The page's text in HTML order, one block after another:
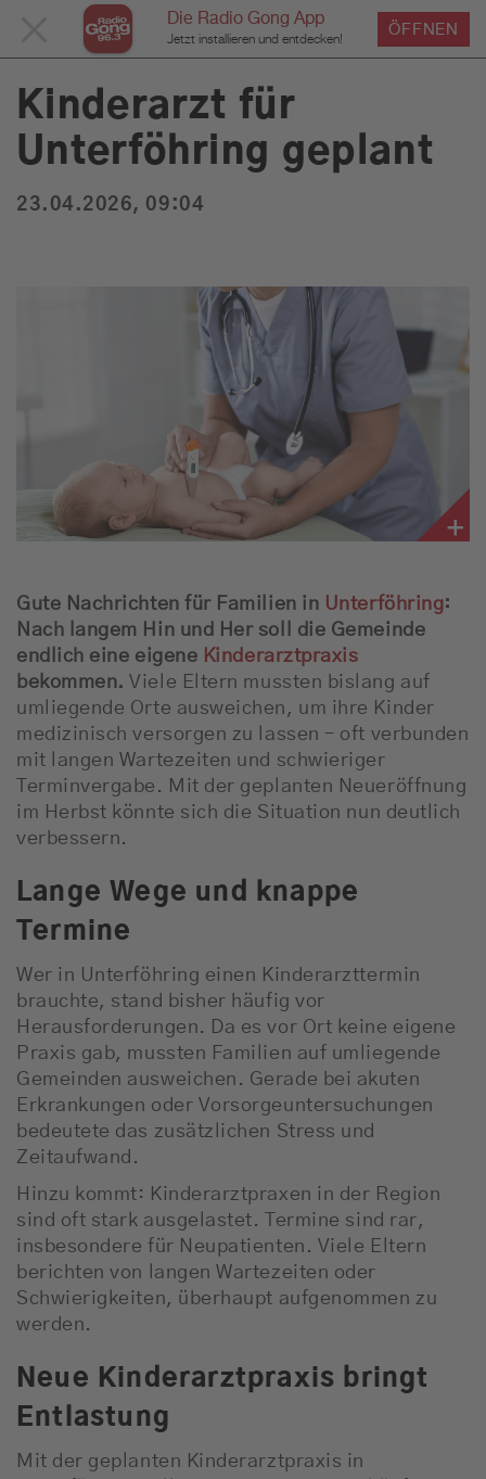
Die Radio Gong App
Jetzt installieren und entdecken!
ÖFFNEN
SCHLIESSEN
Service
Du bist hier: Home Service News News Detailseite
Kinderarzt für
Unterföhring geplant
23.04.2026, 09:04
Gute Nachrichten für Familien in Unterföhring:
Nach langem Hin und Her soll die Gemeinde
endlich eine eigene Kinderarztpraxis
bekommen. Viele Eltern mussten bislang auf
umliegende Orte ausweichen, um ihre Kinder
medizinisch versorgen zu lassen – oft verbunden
mit langen Wartezeiten und schwieriger
Terminvergabe. Mit der geplanten Neueröffnung
im Herbst könnte sich die Situation nun deutlich
verbessern.
Lange Wege und knappe
Termine
Wer in Unterföhring einen Kinderarzttermin
brauchte, stand bisher häufig vor
Herausforderungen. Da es vor Ort keine eigene
Praxis gab, mussten Familien auf umliegende
Gemeinden ausweichen. Gerade bei akuten
Erkrankungen oder Vorsorgeuntersuchungen
bedeutete das zusätzlichen Stress und
Zeitaufwand.
Hinzu kommt: Kinderarztpraxen in der Region
sind oft stark ausgelastet. Termine sind rar,
insbesondere für Neupatienten. Viele Eltern
berichten von langen Wartezeiten oder
Schwierigkeiten, überhaupt aufgenommen zu
werden.
Neue Kinderarztpraxis bringt
Entlastung
Mit der geplanten Kinderarztpraxis in